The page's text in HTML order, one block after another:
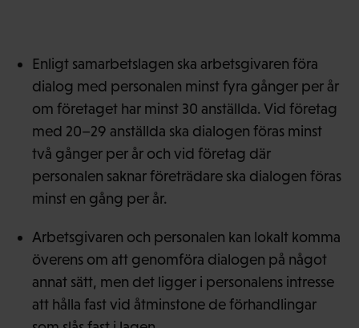
Enligt samarbetslagen ska arbetsgivaren föra
dialog med personalen minst fyra gånger per år
om företaget har minst 30 anställda. Vid företag
med 20–29 anställda ska dialogen föras minst
två gånger per år och vid företag där
personalen saknar företrädare ska dialogen föras
minst en gång per år.
Arbetsgivaren och personalen kan lokalt komma
överens om att genomföra dialogen på något
annat sätt, men det ligger i personalens intresse
att hålla fast vid åtminstone de förhandlingar